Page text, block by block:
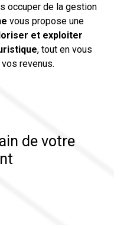
occuper de la gestion
vous propose une
et exploiter
, tout en vous
revenus.
de votre